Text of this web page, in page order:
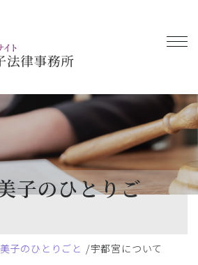
子のひとりご
子のひとりごと 宇都宮について